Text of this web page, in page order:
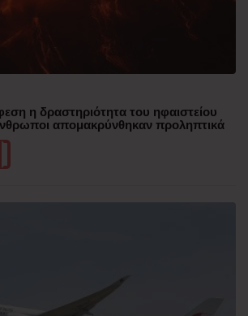
η δραστηριότητα του ηφαιστείου
απομακρύνθηκαν προληπτικά